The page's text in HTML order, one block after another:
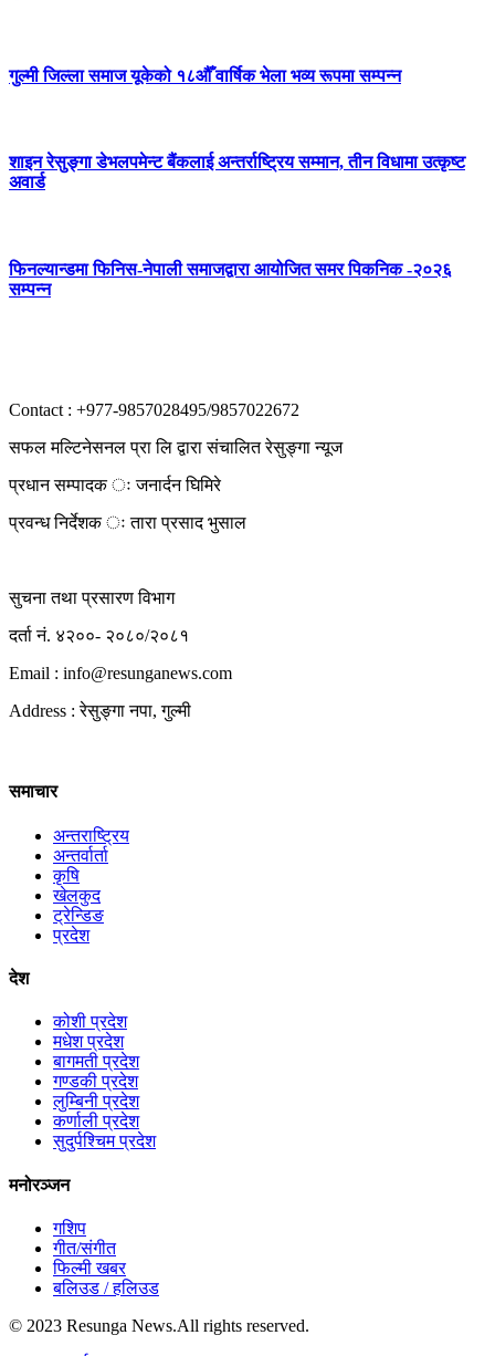
गुल्मी जिल्ला समाज यूकेको १८औँ वार्षिक भेला भव्य रूपमा सम्पन्न
शाइन रेसुङ्गा डेभलपमेन्ट बैंकलाई अन्तर्राष्ट्रिय सम्मान, तीन विधामा उत्कृष्ट
अवार्ड
फिनल्यान्डमा फिनिस-नेपाली समाजद्वारा आयोजित समर पिकनिक -२०२६
सम्पन्न
Contact : +977-9857028495/9857022672
सफल मल्टिनेसनल प्रा लि द्वारा संचालित रेसुङ्गा न्यूज
प्रधान सम्पादक ः जनार्दन घिमिरे
प्रवन्ध निर्देशक ः तारा प्रसाद भुसाल
सुचना तथा प्रसारण विभाग
दर्ता नं. ४२००- २०८०/२०८१
Email : info@resunganews.com
Address : रेसुङ्गा नपा, गुल्मी
समाचार
अन्तराष्ट्रिय
अन्तर्वार्ता
कृषि
खेलकुद
ट्रेन्डिङ
प्रदेश
देश
कोशी प्रदेश
मधेश प्रदेश
बागमती प्रदेश
गण्डकी प्रदेश
लुम्बिनी प्रदेश
कर्णाली प्रदेश
सुदुर्पश्चिम प्रदेश
मनोरञ्जन
गशिप
गीत/संगीत
फिल्मी खबर
बलिउड / हलिउड
© 2023 Resunga News.All rights reserved.